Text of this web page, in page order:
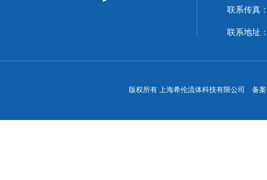
联系传真
联系地址
版权所有 上海希伦流体科技有限公司 备